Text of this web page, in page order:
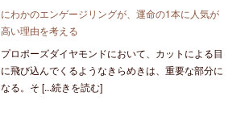
にわかのエンゲージリングが、運命の1本に人気が
高い理由を考える
プロポーズダイヤモンドにおいて、カットによる目
に飛び込んでくるようなきらめきは、重要な部分に
なる。そ [...続きを読む]